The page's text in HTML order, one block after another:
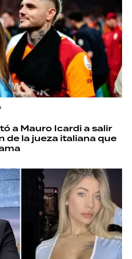
a Mauro Icardi a salir
de la jueza italiana que